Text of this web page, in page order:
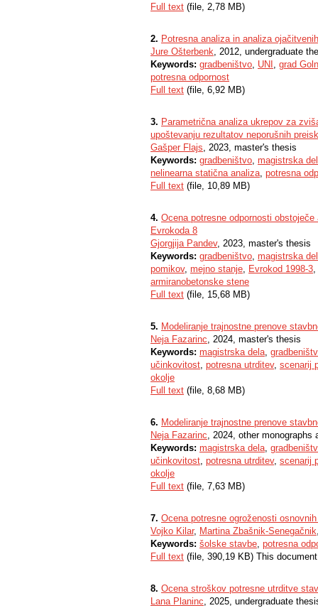
Full text (file, 2,78 MB)
2. Potresna analiza in analiza
Jure Ošterbenk, 2012, undergraduate
Keywords: gradbeništvo, UNI , grad
potresna odpornost
Full text (file, 6,92 MB)
3. Parametrična analiza ukrepov za
upoštevanju rezultatov neporušnih
Gašper Flajs, 2023, master's thesis
Keywords: gradbeništvo, magistrska
nelinearna statična analiza, potresna
Full text (file, 10,89 MB)
4. Ocena potresne odpornosti
Evrokoda 8
Gjorgjija Pandev, 2023, master's thesis
Keywords: gradbeništvo, magistrska
pomikov, mejno stanje, Evrokod 1998-3,
armiranobetonske stene
Full text (file, 15,68 MB)
5. Modeliranje trajnostne prenove
Neja Fazarinc, 2024, master's thesis
Keywords: magistrska dela,
učinkovitost, potresna utrditev, scenarij
okolje
Full text (file, 8,68 MB)
6. Modeliranje trajnostne prenove
Neja Fazarinc, 2024, other monographs
Keywords: magistrska dela,
učinkovitost, potresna utrditev, scenarij
okolje
Full text (file, 7,63 MB)
7. Ocena potresne ogroženosti
Vojko Kilar, Martina Zbašnik-Senegačnik
Keywords: šolske stavbe, potresna
Full text (file, 390,19 KB) This
8. Ocena stroškov potresne utrditve
Lana Planinc, 2025, undergraduate